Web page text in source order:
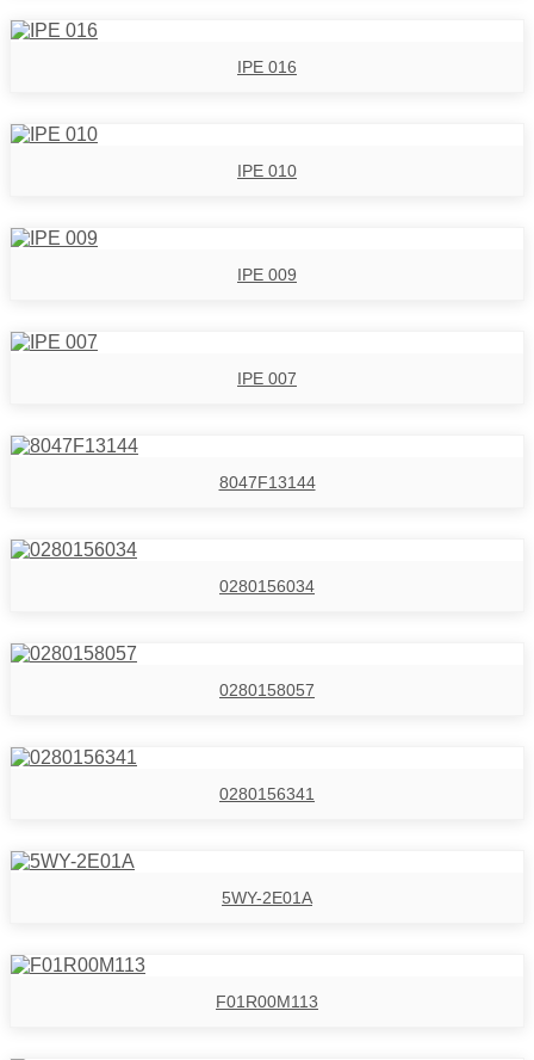
IPE 016
IPE 010
IPE 009
IPE 007
8047F13144
0280156034
0280158057
0280156341
5WY-2E01A
F01R00M113